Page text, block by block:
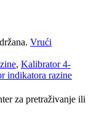
Vrući
, Kalibrator 4-
indikatora razine
za pretraživanje ili